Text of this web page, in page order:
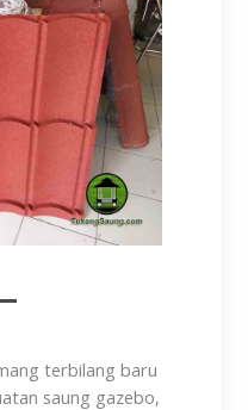
terbilang baru
saung gazebo,